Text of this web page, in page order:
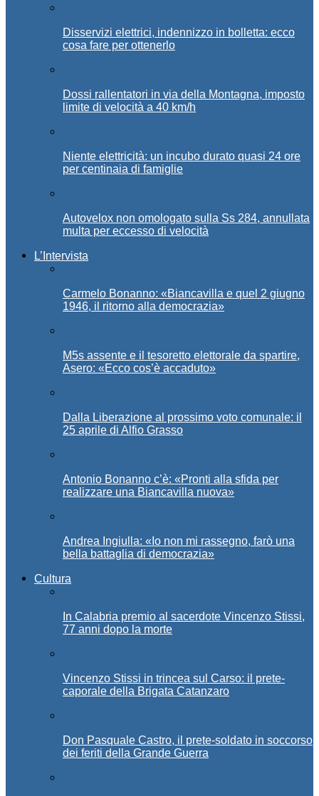
Disservizi elettrici, indennizzo in bolletta: ecco
cosa fare per ottenerlo
Dossi rallentatori in via della Montagna, imposto
limite di velocità a 40 km/h
Niente elettricità: un incubo durato quasi 24 ore
per centinaia di famiglie
Autovelox non omologato sulla Ss 284, annullata
multa per eccesso di velocità
L’Intervista
Carmelo Bonanno: «Biancavilla e quel 2 giugno
1946, il ritorno alla democrazia»
M5s assente e il tesoretto elettorale da spartire,
Asero: «Ecco cos’è accaduto»
Dalla Liberazione al prossimo voto comunale: il
25 aprile di Alfio Grasso
Antonio Bonanno c’è: «Pronti alla sfida per
realizzare una Biancavilla nuova»
Andrea Ingiulla: «Io non mi rassegno, farò una
bella battaglia di democrazia»
Cultura
In Calabria premio al sacerdote Vincenzo Stissi,
77 anni dopo la morte
Vincenzo Stissi in trincea sul Carso: il prete-
caporale della Brigata Catanzaro
Don Pasquale Castro, il prete-soldato in soccorso
dei feriti della Grande Guerra